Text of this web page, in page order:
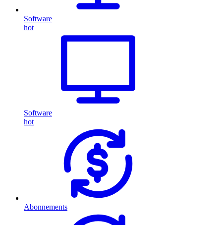
Software
hot
Software
hot
Abonnements